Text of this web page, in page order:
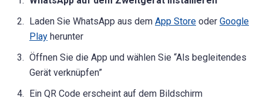
Laden Sie WhatsApp aus dem App Store oder Google
Play herunter
Öffnen Sie die App und wählen Sie “Als begleitendes
Gerät verknüpfen”
Ein QR Code erscheint auf dem Bildschirm